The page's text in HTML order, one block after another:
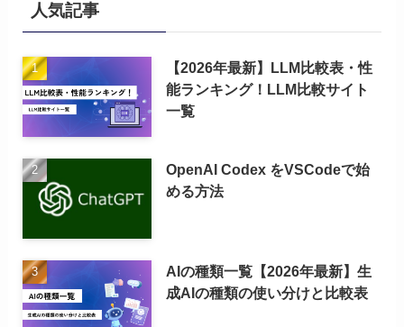
人気記事
【2026年最新】LLM比較表・性
能ランキング！LLM比較サイト
一覧
OpenAI Codex をVSCodeで始
める方法
AIの種類一覧【2026年最新】生
成AIの種類の使い分けと比較表